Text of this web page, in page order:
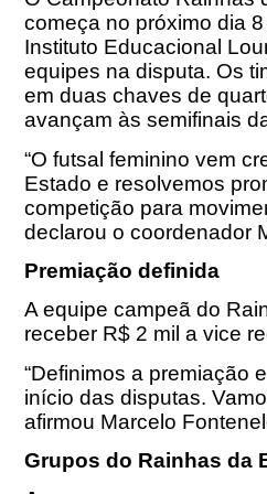
começa no próximo dia
Instituto Educacional
equipes na disputa. Os
em duas chaves de
avançam às semifinais
“O futsal feminino vem
Estado e resolvemos
competição para
declarou o coordenador
Premiação definida
A equipe campeã do
receber R$ 2 mil a vice
“Definimos a premiação
início das disputas.
afirmou Marcelo
Grupos do Rainhas da